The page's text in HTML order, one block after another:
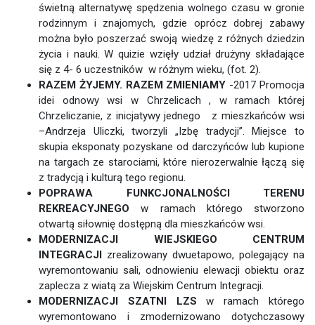
świetną alternatywę spędzenia wolnego czasu w gronie
rodzinnym i znajomych, gdzie oprócz dobrej zabawy
można było poszerzać swoją wiedzę z różnych dziedzin
życia i nauki. W quizie wzięły udział drużyny składające
się z 4- 6 uczestników w różnym wieku, (fot. 2).
RAZEM ŻYJEMY. RAZEM ZMIENIAMY -2017 Promocja
idei odnowy wsi w Chrzelicach , w ramach której
Chrzeliczanie, z inicjatywy jednego z mieszkańców wsi
–Andrzeja Uliczki, tworzyli „Izbę tradycji”. Miejsce to
skupia eksponaty pozyskane od darczyńców lub kupione
na targach ze starociami, które nierozerwalnie łączą się
z tradycją i kulturą tego regionu.
POPRAWA FUNKCJONALNOŚCI TERENU
REKREACYJNEGO w ramach którego stworzono
otwartą siłownię dostępną dla mieszkańców wsi.
MODERNIZACJI WIEJSKIEGO CENTRUM
INTEGRACJI
zrealizowany dwuetapowo, polegający na
wyremontowaniu sali, odnowieniu elewacji obiektu oraz
zaplecza z wiatą za Wiejskim Centrum Integracji.
MODERNIZACJI SZATNI LZS w ramach którego
wyremontowano i zmodernizowano dotychczasowy